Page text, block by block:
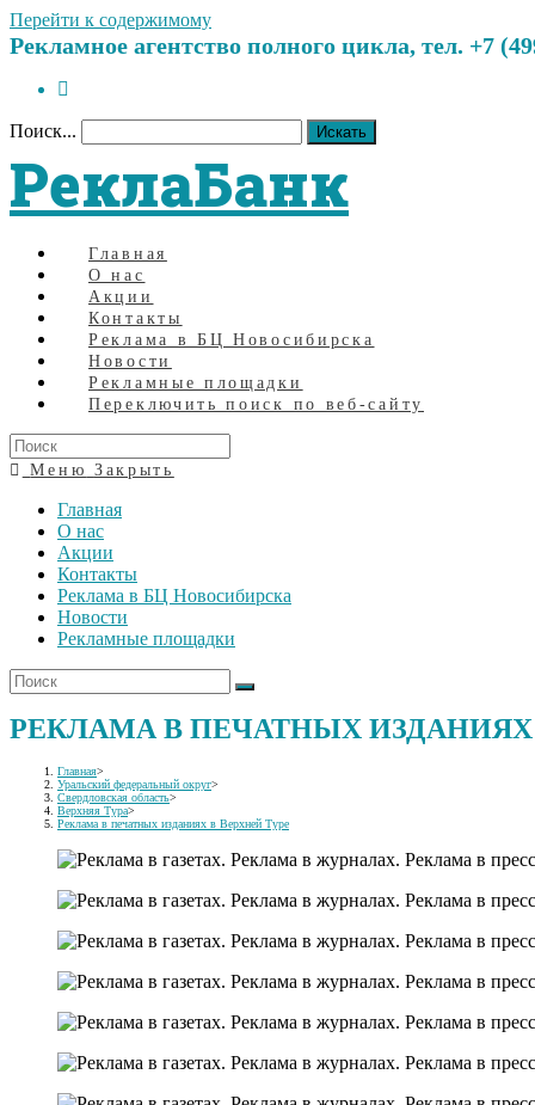
Перейти к содержимому
Рекламное агентство полного цикла, тел. +7
Поиск... Искать
РеклаБанк
Главная
О нас
Акции
Контакты
Реклама в БЦ Новосибирска
Новости
Рекламные площадки
Переключить поиск по веб-сайту
Меню Закрыть
Главная
О нас
Акции
Контакты
Реклама в БЦ Новосибирска
Новости
Рекламные площадки
РЕКЛАМА В ПЕЧАТНЫХ ИЗДАНИЯХ
Главная>
Уральский федеральный округ>
Свердловская область>
Верхняя Тура>
Реклама в печатных изданиях в Верхней Туре